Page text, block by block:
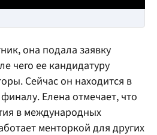
она подала заявку
чего ее кандидатуру
Сейчас он находится в
Елена отмечает, что
в международных
менторкой для других